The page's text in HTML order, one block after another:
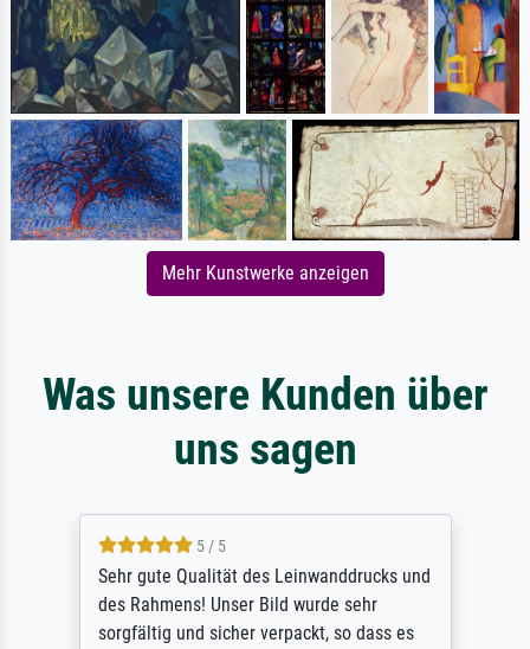
Mehr Kunstwerke anzeigen
Was unsere Kunden über
uns sagen
5 / 5
Sehr gute Qualität des Leinwanddrucks und
des Rahmens! Unser Bild wurde sehr
sorgfältig und sicher verpackt, so dass es